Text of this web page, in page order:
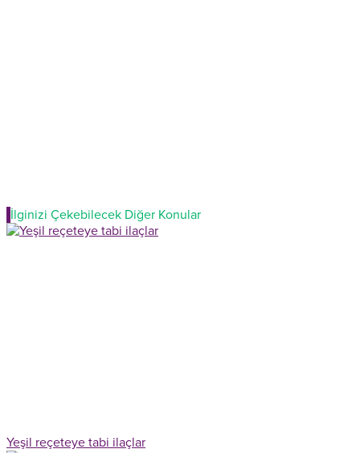
İlginizi Çekebilecek Diğer Konular
Yeşil reçeteye tabi ilaçlar